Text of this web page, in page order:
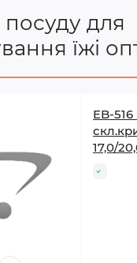
для
їжі
EB-
17,0/